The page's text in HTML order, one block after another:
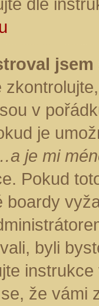
v
je
je mi
Pokud
boardy
byli
že vámi